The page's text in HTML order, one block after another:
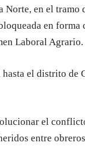
Norte, en el
en forma
Laboral Agrario.
el distrito de
el
entre